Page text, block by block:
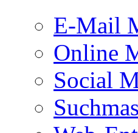
E-Mail
Online
Social